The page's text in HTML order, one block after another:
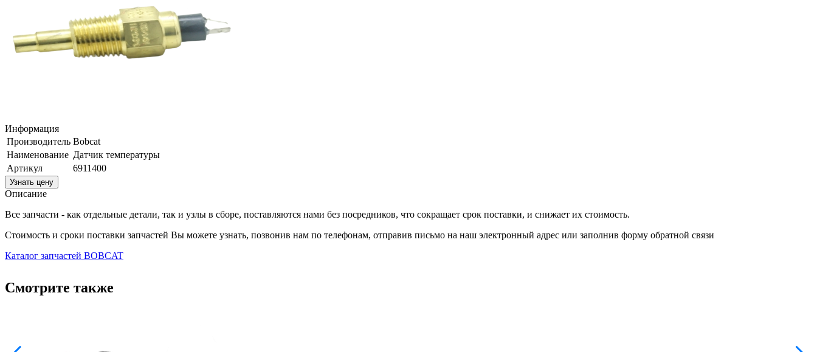
Информация
Производитель Bobcat
Наименование Датчик температуры
Артикул
6911400
Узнать цену
Описание
Все запчасти - как отдельные детали, так и узлы в сборе, поставляются нами без посредников, что сокращает срок поставки, и снижает их стоимость.
Стоимость и сроки поставки запчастей Вы можете узнать, позвонив нам по телефонам, отправив письмо на наш электронный адрес или заполнив форму обратной связи
Каталог запчастей BOBCAT
Смотрите также